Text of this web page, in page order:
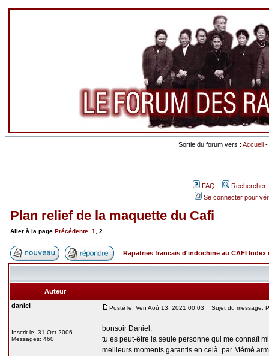
Sortie du forum vers : Accueil -
FAQ
Rechercher
Se connecter pour
Plan relief de la maquette du Cafi
Aller à la page Précédente 1, 2
Rapatries francais d'indochine au CAFI Index
Auteur
daniel
Inscrit le: 31 Oct 2006
Messages: 460
Posté le: Ven Aoû 13, 2021 00:03 Sujet du message:
bonsoir Daniel,
tu es peut-être la seule personne qui me connaît
meilleurs moments garantis en celà par Mémé